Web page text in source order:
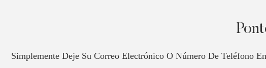
Simplemente Deje Su Correo Electrónico O Número De Teléfono